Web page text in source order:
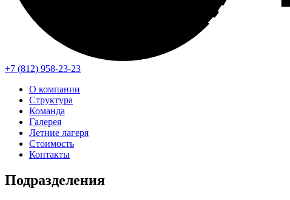
+7 (812) 958-23-23
О компании
Структура
Команда
Галерея
Летние лагеря
Стоимость
Контакты
Подразделения